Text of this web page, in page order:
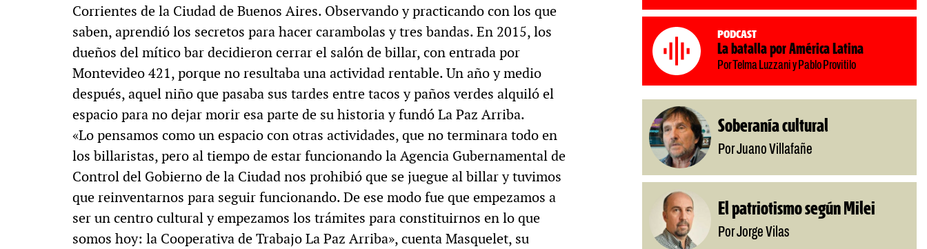
Corrientes de la Ciudad de Buenos Aires. Observando y practicando con los que
saben, aprendió los secretos para hacer carambolas y tres bandas. En 2015, los
dueños del mítico bar decidieron cerrar el salón de billar, con entrada por
Montevideo 421, porque no resultaba una actividad rentable. Un año y medio
después, aquel niño que pasaba sus tardes entre tacos y paños verdes alquiló el
espacio para no dejar morir esa parte de su historia y fundó La Paz Arriba.
«Lo pensamos como un espacio con otras actividades, que no terminara todo en
los billaristas, pero al tiempo de estar funcionando la Agencia Gubernamental de
Control del Gobierno de la Ciudad nos prohibió que se juegue al billar y tuvimos
que reinventarnos para seguir funcionando. De ese modo fue que empezamos a
ser un centro cultural y empezamos los trámites para constituirnos en lo que
somos hoy: la Cooperativa de Trabajo La Paz Arriba», cuenta Masquelet, su
Podcast
La batalla por América Latina
Por Telma Luzzani y Pablo Provitilo
Soberanía cultural
Por Juano Villafañe
El patriotismo según Milei
Por Jorge Vilas